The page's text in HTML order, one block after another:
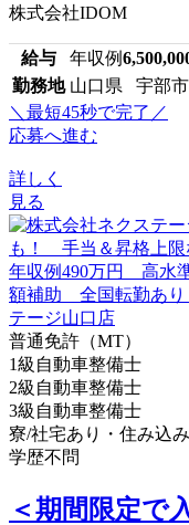
株式会社IDOM
給与 年収例
勤務地 山口県 宇部市
＼最短45秒で完了／
応募へ進む
詳しく
見る
普通免許（MT）
1級自動車整備士
2級自動車整備士
3級自動車整備士
寮/社宅あり・住み込み
学歴不問
＜期間限定で